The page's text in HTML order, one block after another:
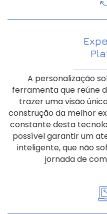
A personalização
ferramenta que reúne
trazer uma visão
construção da melhor
constante desta
possível garantir um
inteligente, que não
jornada de